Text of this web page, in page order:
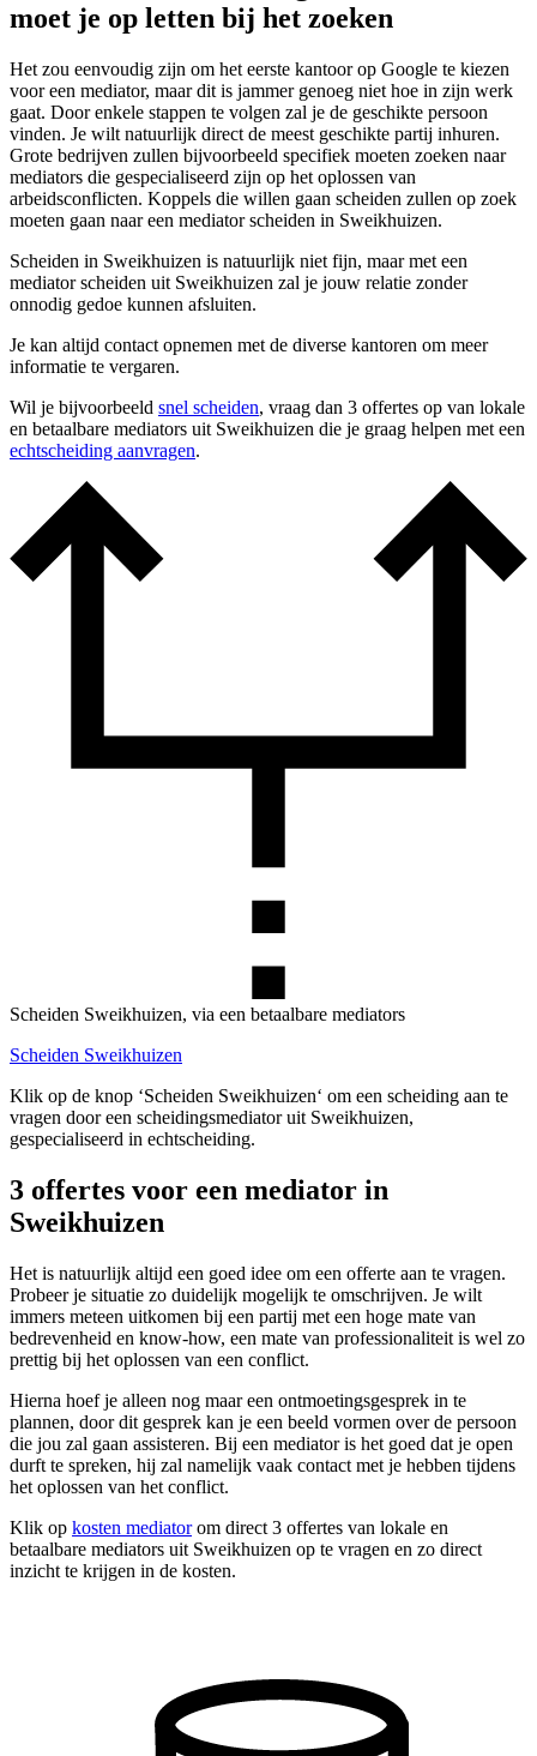
moet je op letten bij het zoeken
Het zou eenvoudig zijn om het eerste kantoor op Google te kiezen
voor een mediator, maar dit is jammer genoeg niet hoe in zijn werk
gaat. Door enkele stappen te volgen zal je de geschikte persoon
vinden. Je wilt natuurlijk direct de meest geschikte partij inhuren.
Grote bedrijven zullen bijvoorbeeld specifiek moeten zoeken naar
mediators die gespecialiseerd zijn op het oplossen van
arbeidsconflicten. Koppels die willen gaan scheiden zullen op zoek
moeten gaan naar een mediator scheiden in Sweikhuizen.
Scheiden in Sweikhuizen is natuurlijk niet fijn, maar met een
mediator scheiden uit Sweikhuizen zal je jouw relatie zonder
onnodig gedoe kunnen afsluiten.
Je kan altijd contact opnemen met de diverse kantoren om meer
informatie te vergaren.
Wil je bijvoorbeeld snel scheiden, vraag dan 3 offertes op van lokale
en betaalbare mediators uit Sweikhuizen die je graag helpen met een
echtscheiding aanvragen.
Scheiden Sweikhuizen, via een betaalbare mediators
Scheiden Sweikhuizen
Klik op de knop ‘Scheiden Sweikhuizen‘ om een scheiding aan te
vragen door een scheidingsmediator uit Sweikhuizen,
gespecialiseerd in echtscheiding.
3 offertes voor een mediator in
Sweikhuizen
Het is natuurlijk altijd een goed idee om een offerte aan te vragen.
Probeer je situatie zo duidelijk mogelijk te omschrijven. Je wilt
immers meteen uitkomen bij een partij met een hoge mate van
bedrevenheid en know-how, een mate van professionaliteit is wel zo
prettig bij het oplossen van een conflict.
Hierna hoef je alleen nog maar een ontmoetingsgesprek in te
plannen, door dit gesprek kan je een beeld vormen over de persoon
die jou zal gaan assisteren. Bij een mediator is het goed dat je open
durft te spreken, hij zal namelijk vaak contact met je hebben tijdens
het oplossen van het conflict.
Klik op kosten mediatorom direct 3 offertes van lokale en
betaalbare mediators uit Sweikhuizen op te vragen en zo direct
inzicht te krijgen in de kosten.